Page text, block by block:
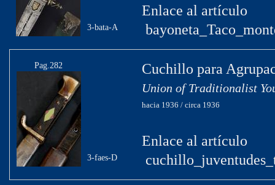
3-bata-A
Enlace al artículo
Pag.282
3-faes-D
Cuchillo para
Union of Traditionalist
hacia 1936 / circa 1936
Enlace al artículo